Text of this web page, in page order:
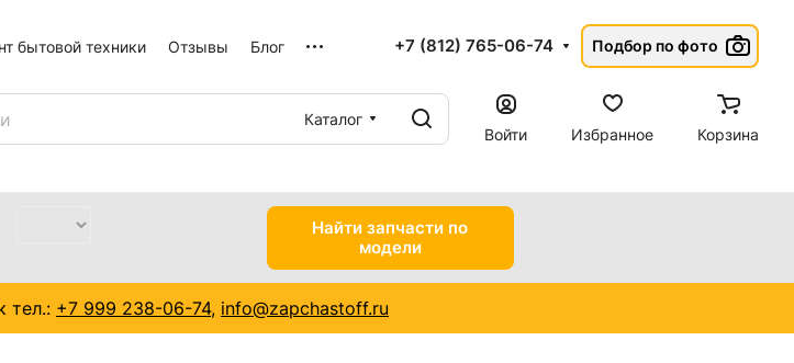
бытовой техники Отзывы Блог +7 (812) 765-06-74 Подбор по фото
Каталог
Войти
Избранное Корзина
Найти запчасти по
модели
тел.: +7 999 238-06-74, info@zapchastoff.ru